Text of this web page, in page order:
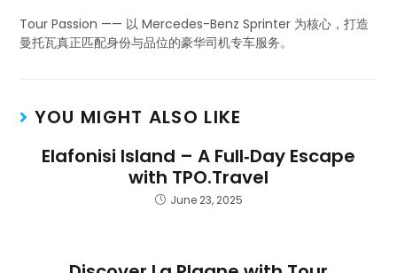
Tour Passion —— 以 Mercedes-Benz Sprinter 为核心，打造
曼托瓦真正匹配身份与品位的豪华司机专车服务。
YOU MIGHT ALSO LIKE
Elafonisi Island – A Full‑Day Escape
with TPO.Travel
June 23, 2025